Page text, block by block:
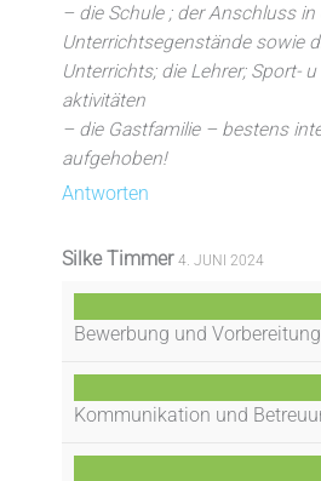
– die Schule ; der Anschluss in
Unterrichtsegenstände sowie
Unterrichts; die Lehrer; Sport- u
aktivitäten
– die Gastfamilie – bestens
aufgehoben!
Antworten
Silke Timmer 4. JUNI 2024
Bewerbung und
Kommunikation und